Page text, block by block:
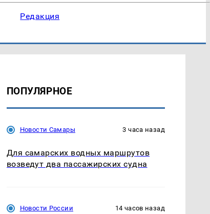
Редакция
ПОПУЛЯРНОЕ
Новости Самары 3 часа назад
Для самарских водных маршрутов
возведут два пассажирских судна
Новости России 14 часов назад